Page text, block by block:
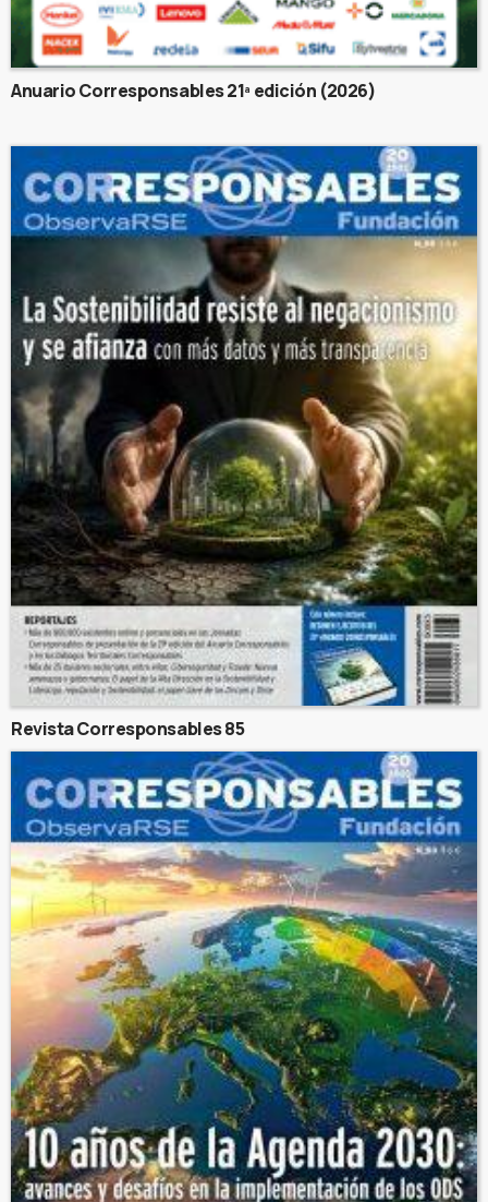
Anuario Corresponsables 21ª edición (2026)
Revista Corresponsables 85